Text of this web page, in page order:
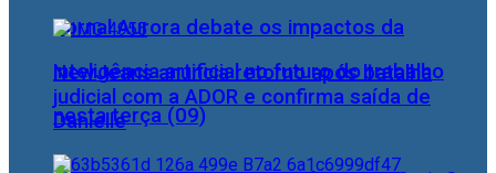
Jornal Aurora debate os impactos da
inteligência artificial no futuro do trabalho
nesta terça (09)
NewJeans anuncia retorno após batalha
judicial com a ADOR e confirma saída de
Danielle